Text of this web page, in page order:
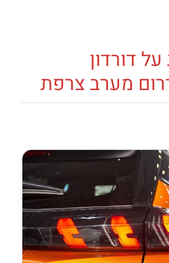
דורדון
מערב צרפת